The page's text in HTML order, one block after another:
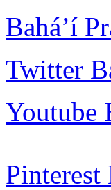
Bahá’í
Twitter
Youtube
Pinterest